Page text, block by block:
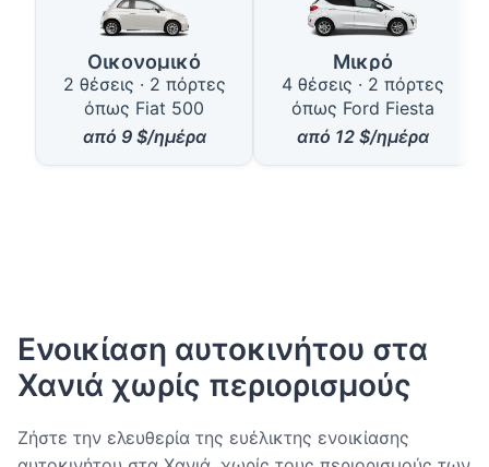
Οικονομικό
2 θέσεις · 2 πόρτες
όπως Fiat 500
από 9$/ημέρα
Μικρό
4 θέσεις · 2 πόρτες
όπως Ford Fiesta
από 12$/ημέρα
Ενοικίαση αυτοκινήτου στα
Χανιά χωρίς περιορισμούς
Ζήστε την ελευθερία της ευέλικτης ενοικίασης